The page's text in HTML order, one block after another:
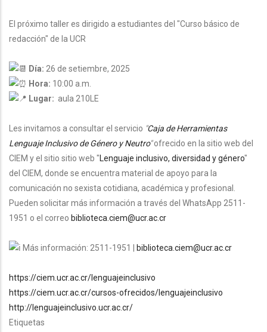
El próximo taller es dirigido a estudiantes del "Curso básico de
redacción" de la UCR
Día: 26 de setiembre, 2025
Hora: 10:00 a.m.
Lugar: aula 210LE
Les invitamos a consultar el servicio "Caja de Herramientas
Lenguaje Inclusivo de Género y Neutro"ofrecido en la sitio web del
CIEM y el sitio sitio web "Lenguaje inclusivo, diversidad y género"
del CIEM, donde se encuentra material de apoyo para la
comunicación no sexista cotidiana, académica y profesional.
Pueden solicitar más información a través del WhatsApp 2511-
1951 o el correo biblioteca.ciem@ucr.ac.cr
Más información: 2511-1951 | biblioteca.ciem@ucr.ac.cr
https://ciem.ucr.ac.cr/lenguajeinclusivo
https://ciem.ucr.ac.cr/cursos-ofrecidos/lenguajeinclusivo
http://lenguajeinclusivo.ucr.ac.cr/
Etiquetas